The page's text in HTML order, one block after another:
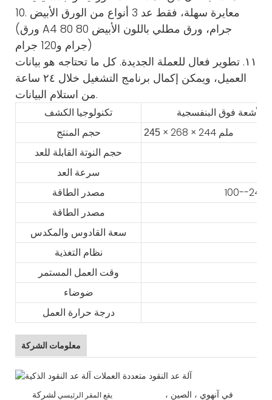
10. معايرة سهلة، فقط عد 3 أنواع من الورق الأبيض
(ورق A4 80 جرام، ورق مطلي باللون الأبيض 80
جرام و120 جرام)
١١. تطوير فعال للعملة الجديدة. كل ما تحتاجه هو بيانات
العميل، ويمكن إكمال برنامج التشغيل خلال ٢٤ ساعة
من استلام البيانات.
تكنولوجيا الكشف
حجم المنتج 245
× 268 × 244 ملم
حجم النوتة القابلة للعد
سرعة العد
مصدر الطاقة
مصدر الطاقة
سعة القادوس والمكدس
نظام التغذية
وقت العمل المستمر
ضوضاء
درجة حرارة العمل
معلومات الشركة
يقع المقر الرئيسي في آنهوي ، الصين ،